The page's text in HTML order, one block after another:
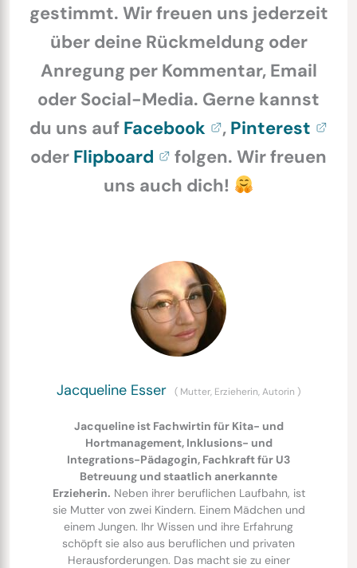
gestimmt. Wir freuen uns jederzeit
über deine Rückmeldung oder
Anregung per Kommentar, Email
oder Social-Media. Gerne kannst
du uns auf Facebook , Pinterest
oder Flipboard
folgen. Wir freuen
uns auch dich!
Jacqueline Esser ( Mutter, Erzieherin, Autorin )
Jacqueline ist Fachwirtin für Kita- und
Hortmanagement, Inklusions- und
Integrations-Pädagogin, Fachkraft für U3
Betreuung und staatlich anerkannte
Erzieherin. Neben ihrer beruflichen Laufbahn, ist
sie Mutter von zwei Kindern. Einem Mädchen und
einem Jungen. Ihr Wissen und ihre Erfahrung
schöpft sie also aus beruflichen und privaten
Herausforderungen. Das macht sie zu einer